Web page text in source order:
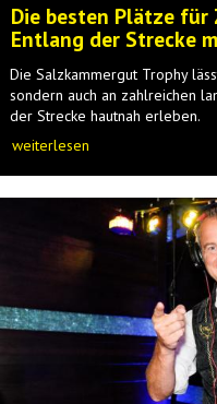
Die besten Plätze für
Entlang der Strecke
Die Salzkammergut Trophy
sondern auch an zahlreichen
der Strecke hautnah erleben.
weiterlesen